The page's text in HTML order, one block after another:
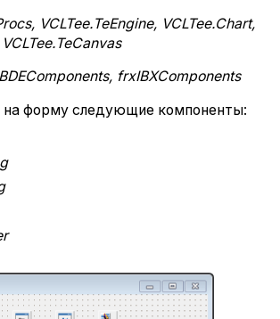
VCLTee.TeEngine, VCLTee.Chart,
frxIBXComponents
форму следующие компоненты: